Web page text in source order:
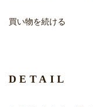
買い物を続ける
DETAIL